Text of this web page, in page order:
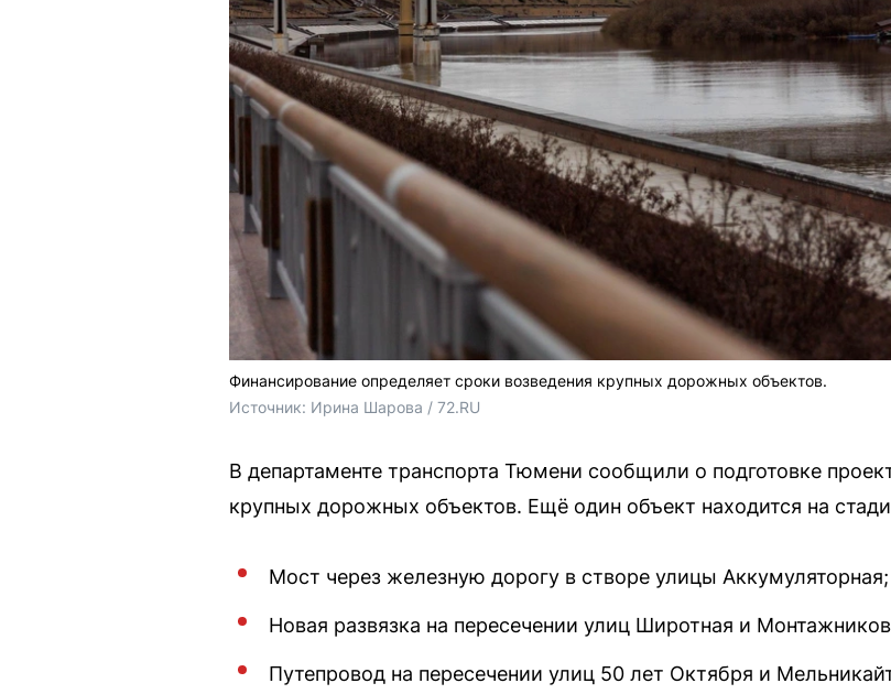
Финансирование определяет сроки возведения крупных дорожных объектов.
Источник: Ирина Шарова / 72.RU
В департаменте транспорта Тюмени сообщили о подготовке
крупных дорожных объектов. Ещё один объект находится на
Мост через железную дорогу в створе улицы Аккумуляторная;
Новая развязка на пересечении улиц Широтная и
Путепровод на пересечении улиц 50 лет Октября и